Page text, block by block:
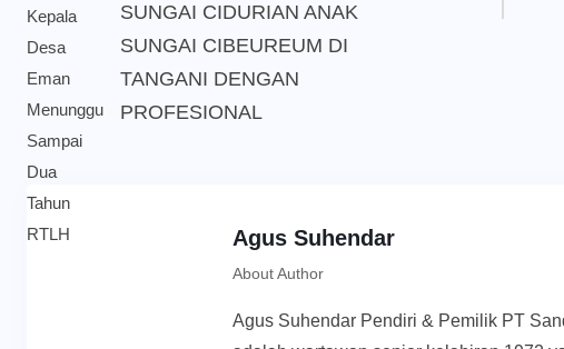
SUNGAI CIDURIAN ANAK
SUNGAI CIBEUREUM DI
TANGANI DENGAN
PROFESIONAL
Agus Suhendar
About Author
Agus Suhendar Pendiri & Pemilik PT